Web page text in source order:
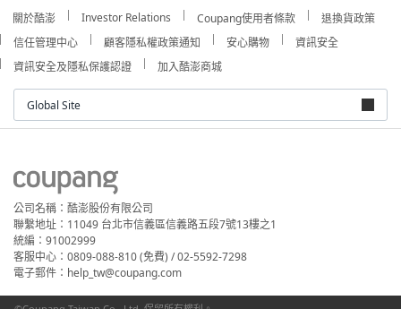
關於酷澎 Investor Relations Coupang使用者條款
退換貨政策
信任管理中心
顧客隱私權政策通知 安心購物
資訊安全
資訊安全及隱私保護認證
加入酷澎商城
Global Site
公司名稱：酷澎股份有限公司
聯繫地址：11049 台北市信義區信義路五段7號13樓之1
統編：91002999
客服中心：0809-088-810 (免費) / 02-5592-7298
電子郵件：help_tw@coupang.com